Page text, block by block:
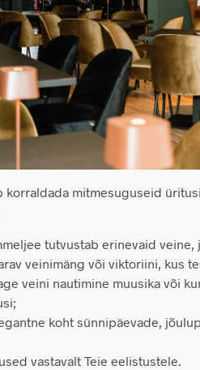
korraldada mitmesuguseid
tutvustab erinevaid veine,
veinimäng või viktoriini, kus
veini nautimine muusika või
koht sünnipäevade,
vastavalt Teie eelistustele.